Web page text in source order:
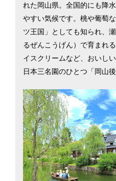
れた岡山県。全国的にも降
やすい気候です。桃や葡萄
ツ王国」としても知られ、
るぜんこうげん）で育まれ
イスクリームなど、おいし
日本三名園のひとつ「岡山
夏は海水浴、冬はスキーや
実しています。県には4つ
本の在来線が東西南北に張
州を結び、大阪や福岡など
利です。また、全国でもト
豊かな自然環境の中で安心
です。岡山市と倉敷市を中